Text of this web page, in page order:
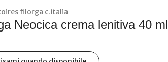
filorga c.italia
Neocica crema lenitiva 40 ml